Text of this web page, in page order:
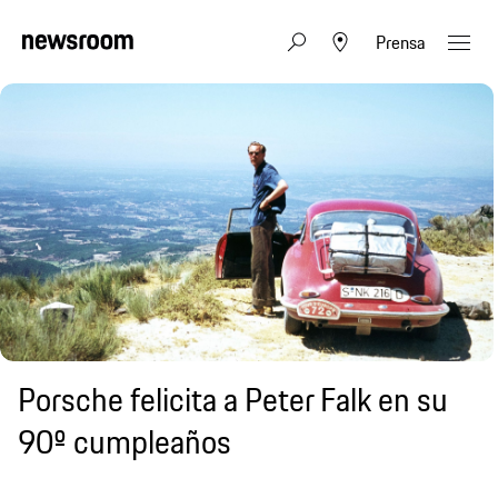
Prensa
Porsche felicita a Peter Falk en su
90º cumpleaños